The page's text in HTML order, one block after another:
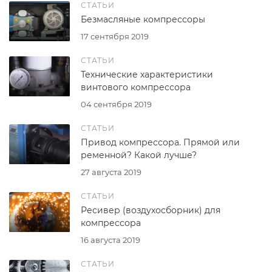
СТАТЬИ
17 сентября 2019
Безмасляные компрессоры
СТАТЬИ
04 сентября 2019
Технические характеристики
винтового компрессора
СТАТЬИ
27 августа 2019
Привод компрессора. Прямой или
ременной? Какой лучше?
СТАТЬИ
16 августа 2019
Ресивер (воздухосборник) для
компрессора
СТАТЬИ